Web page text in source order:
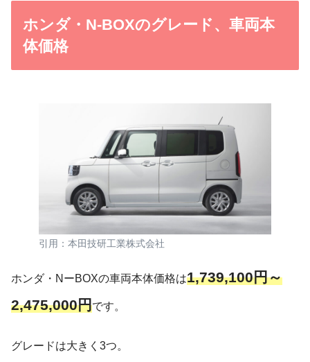
ホンダ・N-BOXのグレード、車両本
体価格
引用：本田技研工業株式会社
ホンダ・NーBOXの車両本体価格は1,739,100円～
2,475,000円です。
グレードは大きく3つ。